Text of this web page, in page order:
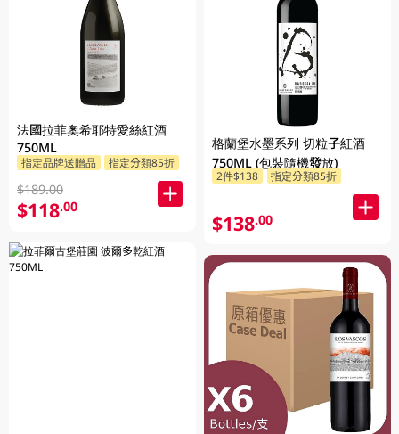
法國拉菲奧希耶特愛絲紅酒
750ML
指定品牌送贈品 指定分類85折
$189.00
$118.00
格蘭堡水墨系列 切粒子紅酒
750ML (包裝隨機發放)
2件$138 指定分類85折
$138.00